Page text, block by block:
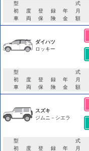
型式
初度登録年月
車両保険金額
ダイハツ
ロッキー
型式
初度登録年月
車両保険金額
スズキ
ジムニ－シエラ
型式
初度登録年月